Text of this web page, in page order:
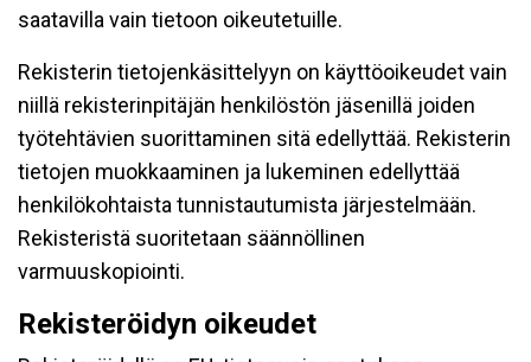
saatavilla vain tietoon oikeutetuille.
Rekisterin tietojenkäsittelyyn on käyttöoikeudet vain
niillä rekisterinpitäjän henkilöstön jäsenillä joiden
työtehtävien suorittaminen sitä edellyttää. Rekisterin
tietojen muokkaaminen ja lukeminen edellyttää
henkilökohtaista tunnistautumista järjestelmään.
Rekisteristä suoritetaan säännöllinen
varmuuskopiointi.
Rekisteröidyn oikeudet